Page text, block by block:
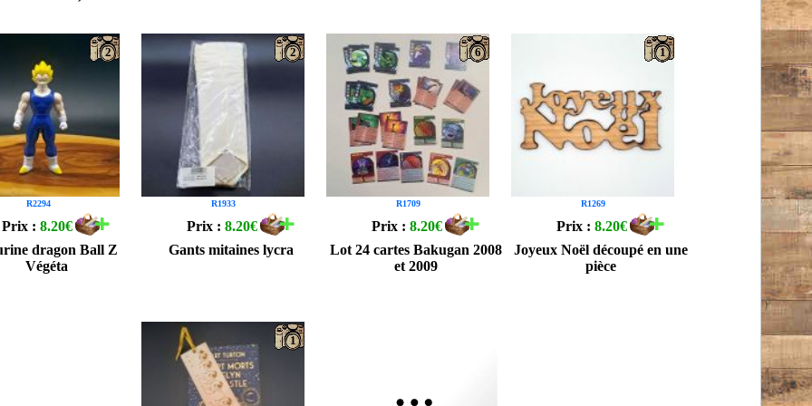
R2294
2
Prix :8.20€
dragon Ball Z
Végéta
R1933
2
Prix :8.20€
Gants mitaines lycra
R1709
6
Prix :8.20€
Lot 24 cartes Bakugan 2008
et 2009
R1269
1
Prix :8.20€
Joyeux Noël découpé en une
pièce
1